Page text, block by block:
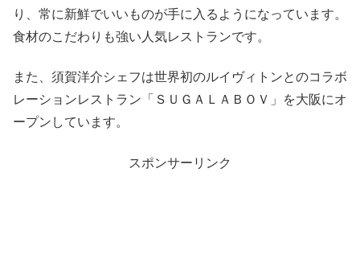
り、常に新鮮でいいものが手に入るようになっています。
食材のこだわりも強い人気レストランです。
また、須賀洋介シェフは世界初のルイヴィトンとのコラボ
レーションレストラン「ＳＵＧＡＬＡＢＯＶ」を大阪にオ
ープンしています。
スポンサーリンク